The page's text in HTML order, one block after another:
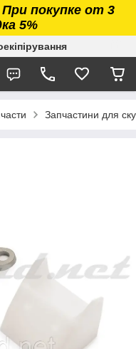
покупке от 3
5%
Запчастини для